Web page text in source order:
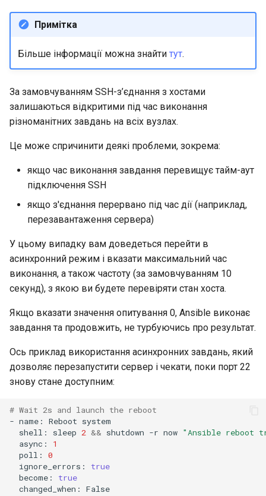
Примітка
Більше інформації можна знайти тут.
За замовчуванням SSH-з’єднання з хостами
залишаються відкритими під час виконання
різноманітних завдань на всіх вузлах.
Це може спричинити деякі проблеми, зокрема:
якщо час виконання завдання перевищує тайм-аут
підключення SSH
якщо з'єднання перервано під час дії (наприклад,
перезавантаження сервера)
У цьому випадку вам доведеться перейти в
асинхронний режим і вказати максимальний час
виконання, а також частоту (за замовчуванням 10
секунд), з якою ви будете перевіряти стан хоста.
Якщо вказати значення опитування 0, Ansible виконає
завдання та продовжить, не турбуючись про результат.
Ось приклад використання асинхронних завдань, який
дозволяє перезапустити сервер і чекати, поки порт 22
знову стане доступним:
# Wait 2s and launch the reboot
- name: Reboot
shell:
sleep 2 && shutdown -r now "Ansible reboot
async:
1
poll:
0
ignore_errors:
true
become:
true
changed_when:
False